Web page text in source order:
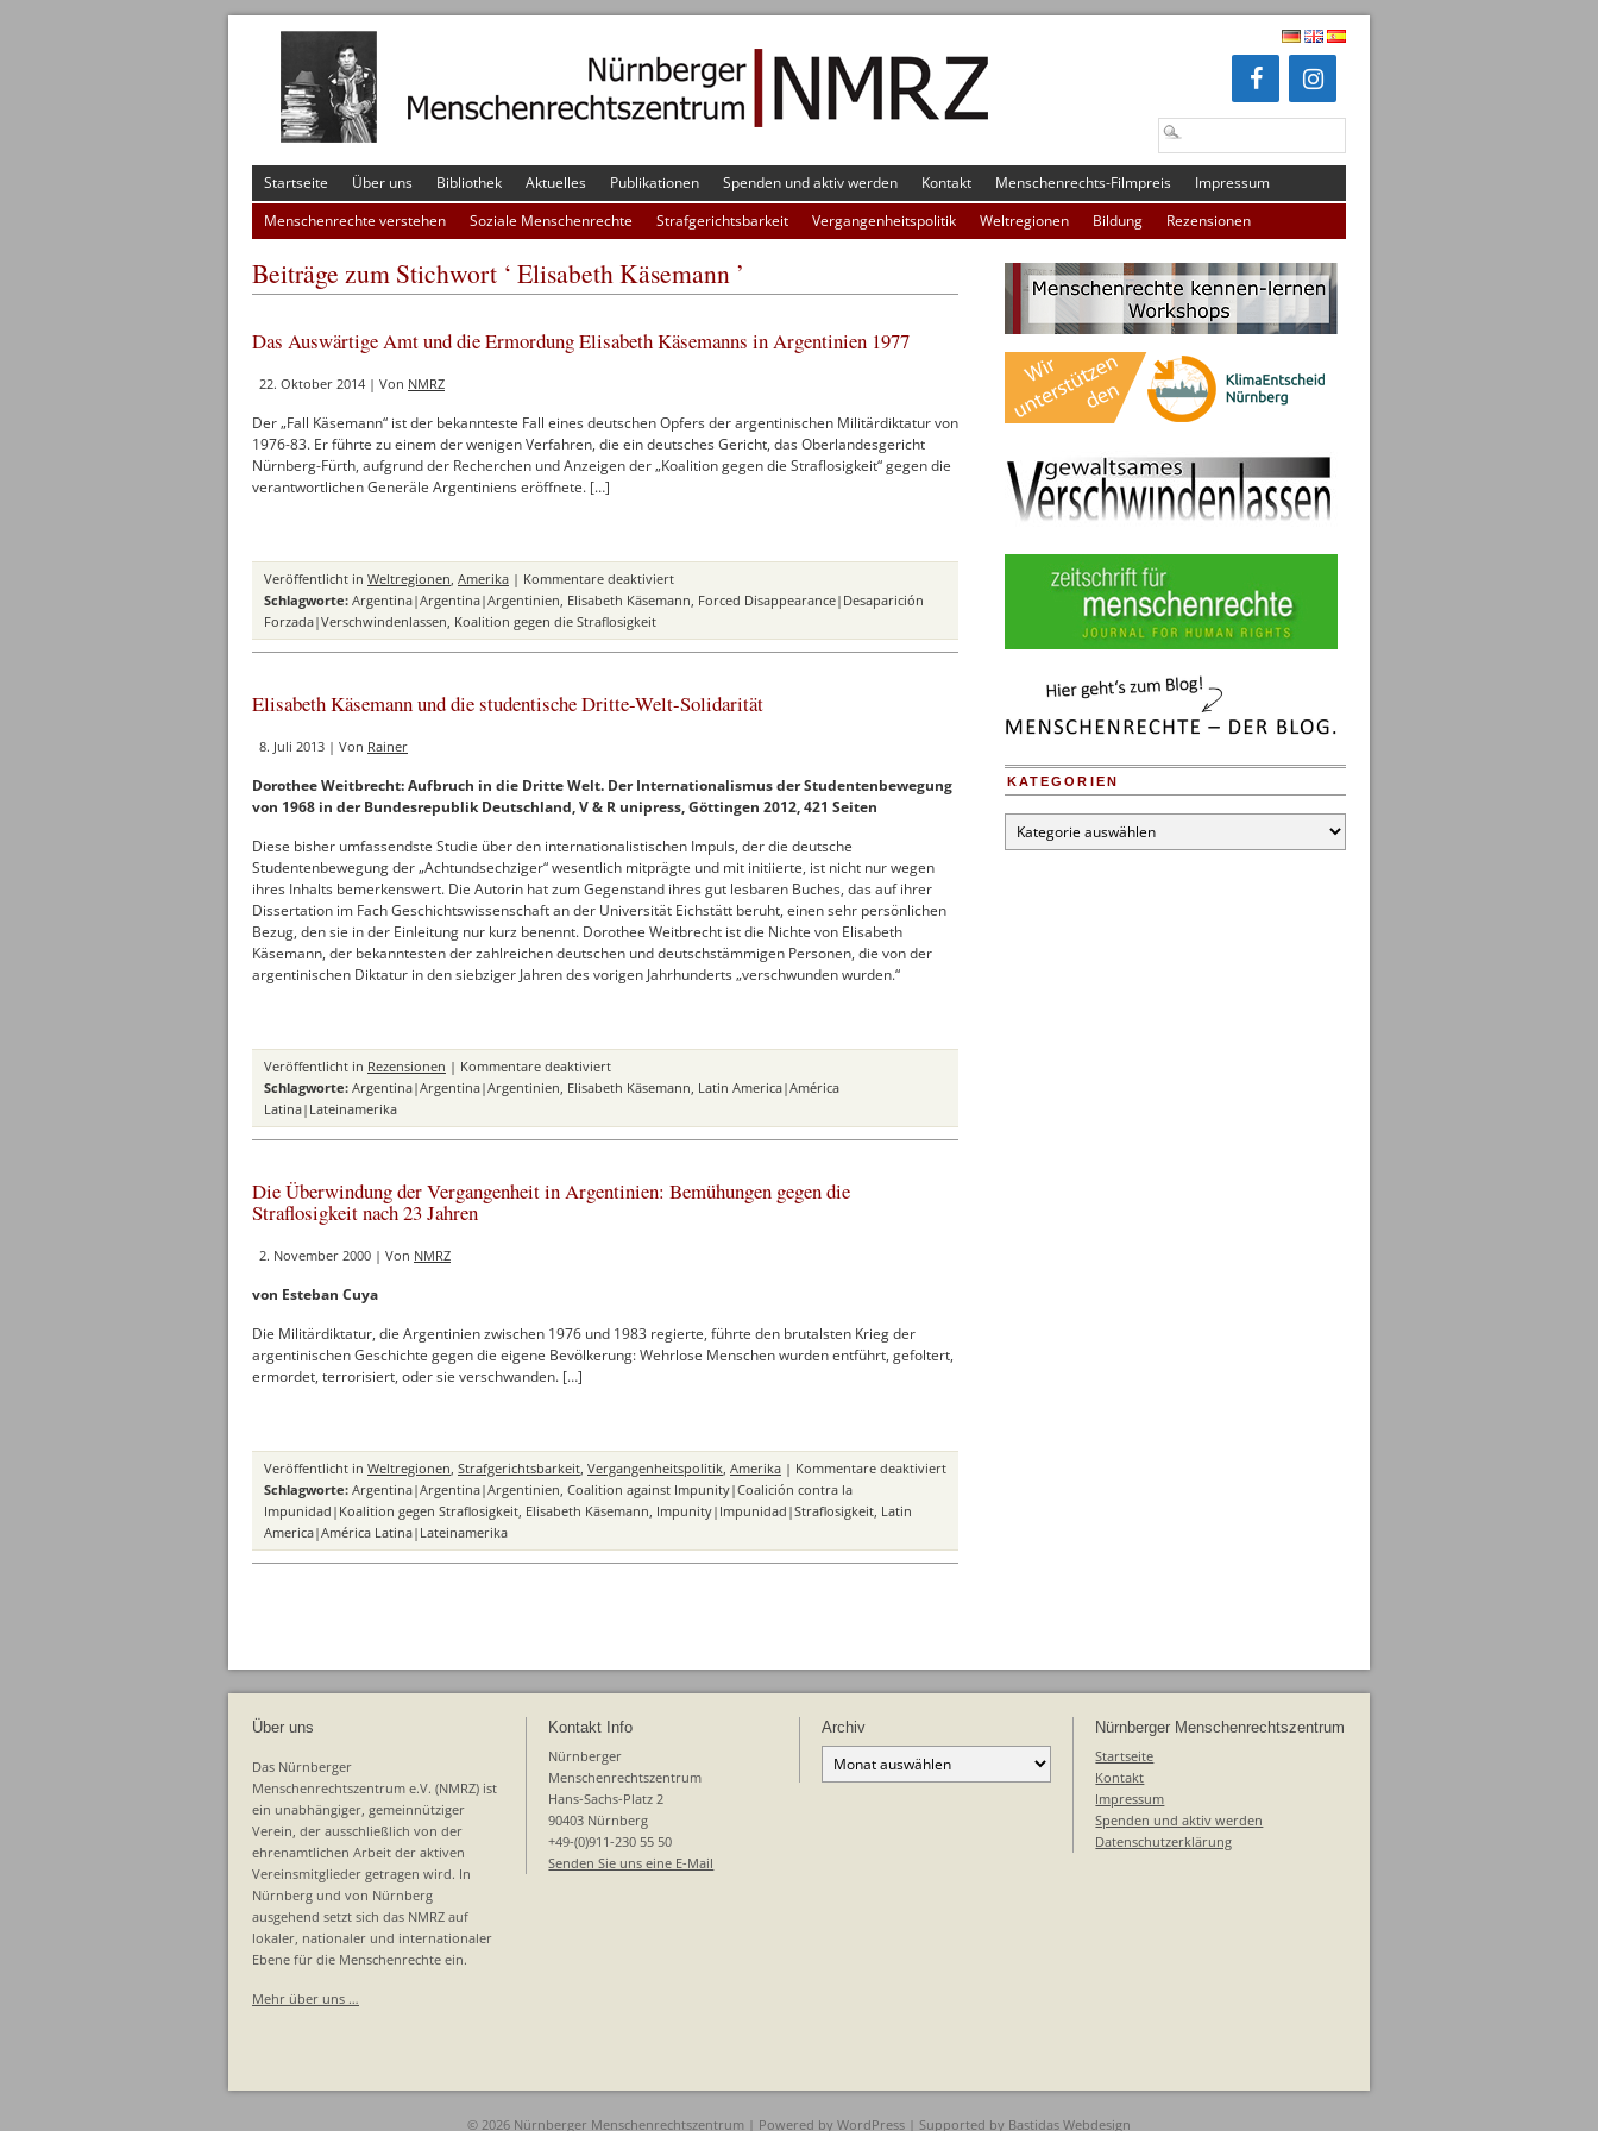
Startseite Über uns Bibliothek Aktuelles Publikationen Spenden und aktiv werden Kontakt Menschenrechts-Filmpreis
Impressum
Menschenrechte verstehen
Soziale Menschenrechte Strafgerichtsbarkeit Vergangenheitspolitik Weltregionen Bildung Rezensionen
Beiträge zum Stichwort ‘ Elisabeth Käsemann ’
Das Auswärtige Amt und die Ermordung Elisabeth Käsemanns in Argentinien 1977
22. Oktober 2014 | Von NMRZ
Der „Fall Käsemann“ ist der bekannteste Fall eines deutschen Opfers der argentinischen Militärdiktatur von
1976-83. Er führte zu einem der wenigen Verfahren, die ein deutsches Gericht, das Oberlandesgericht
Nürnberg-Fürth, aufgrund der Recherchen und Anzeigen der „Koalition gegen die Straflosigkeit“ gegen die
verantwortlichen Generäle Argentiniens eröffnete. […]
Veröffentlicht in Weltregionen, Amerika | Kommentare deaktiviertfür
Das
Amt
Ermordung
Argentinien
1977
Schlagworte: Argentina|Argentina|Argentinien, Elisabeth Käsemann, Forced Disappearance|Desaparición
Forzada|Verschwindenlassen, Koalition gegen die Straflosigkeit
Elisabeth Käsemann und die studentische Dritte-Welt-Solidarität
8. Juli 2013 | Von Rainer
Dorothee Weitbrecht: Aufbruch in die Dritte Welt. Der Internationalismus der Studentenbewegung
von 1968 in der Bundesrepublik Deutschland, V & R unipress, Göttingen 2012, 421 Seiten
Diese bisher umfassendste Studie über den internationalistischen Impuls, der die deutsche
Studentenbewegung der „Achtundsechziger“ wesentlich mitprägte und mit initiierte, ist nicht nur wegen
ihres Inhalts bemerkenswert. Die Autorin hat zum Gegenstand ihres gut lesbaren Buches, das auf ihrer
Dissertation im Fach Geschichtswissenschaft an der Universität Eichstätt beruht, einen sehr persönlichen
Bezug, den sie in der Einleitung nur kurz benennt. Dorothee Weitbrecht ist die Nichte von Elisabeth
Käsemann, der bekanntesten der zahlreichen deutschen und deutschstämmigen Personen, die von der
argentinischen Diktatur in den siebziger Jahren des vorigen Jahrhunderts „verschwunden wurden.“
Veröffentlicht in Rezensionen | Kommentare deaktiviertfür
Elisabeth
und
Dritte-
Schlagworte: Argentina|Argentina|Argentinien, Elisabeth Käsemann, Latin America|América
Latina|Lateinamerika
Die Überwindung der Vergangenheit in Argentinien: Bemühungen gegen die
Straflosigkeit nach 23 Jahren
2. November 2000 | Von NMRZ
von Esteban Cuya
Die Militärdiktatur, die Argentinien zwischen 1976 und 1983 regierte, führte den brutalsten Krieg der
argentinischen Geschichte gegen die eigene Bevölkerung: Wehrlose Menschen wurden entführt, gefoltert,
ermordet, terrorisiert, oder sie verschwanden. […]
Veröffentlicht in Weltregionen, Strafgerichtsbarkeit, Vergangenheitspolitik, Amerika | Kommentare deaktiviertfür
Vergangenheit
Jahren
Schlagworte: Argentina|Argentina|Argentinien, Coalition against Impunity|Coalición contra la
Impunidad|Koalition gegen Straflosigkeit, Elisabeth Käsemann, Impunity|Impunidad|Straflosigkeit, Latin
America|América Latina|Lateinamerika
KATEGORIEN
Kategorien
Über uns
Das Nürnberger
Menschenrechtszentrum e.V. (NMRZ) ist
ein unabhängiger, gemeinnütziger
Verein, der ausschließlich von der
ehrenamtlichen Arbeit der aktiven
Vereinsmitglieder getragen wird. In
Nürnberg und von Nürnberg
ausgehend setzt sich das NMRZ auf
lokaler, nationaler und internationaler
Ebene für die Menschenrechte ein.
Mehr über uns …
Kontakt Info
Nürnberger
Menschenrechtszentrum
Hans-Sachs-Platz 2
90403 Nürnberg
+49-(0)911-230 55 50
Senden Sie uns eine E-Mail
Archiv
Archiv
Nürnberger Menschenrechtszentrum
Startseite
Kontakt
Impressum
Spenden und aktiv werden
Datenschutzerklärung
© 2026 Nürnberger Menschenrechtszentrum | Powered by WordPress | Supported by Bastidas Webdesign